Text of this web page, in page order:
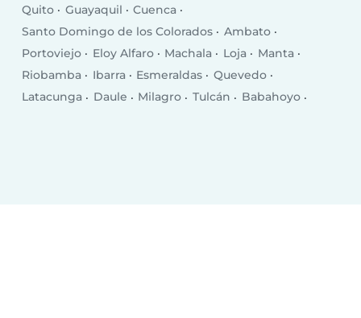
Quito Guayaquil
Cuenca
Santo Domingo de los Colorados
Ambato
Portoviejo
Eloy Alfaro Machala Loja
Manta
Riobamba
Ibarra Esmeraldas
Quevedo
Latacunga
Daule Milagro Tulcán
Babahoyo